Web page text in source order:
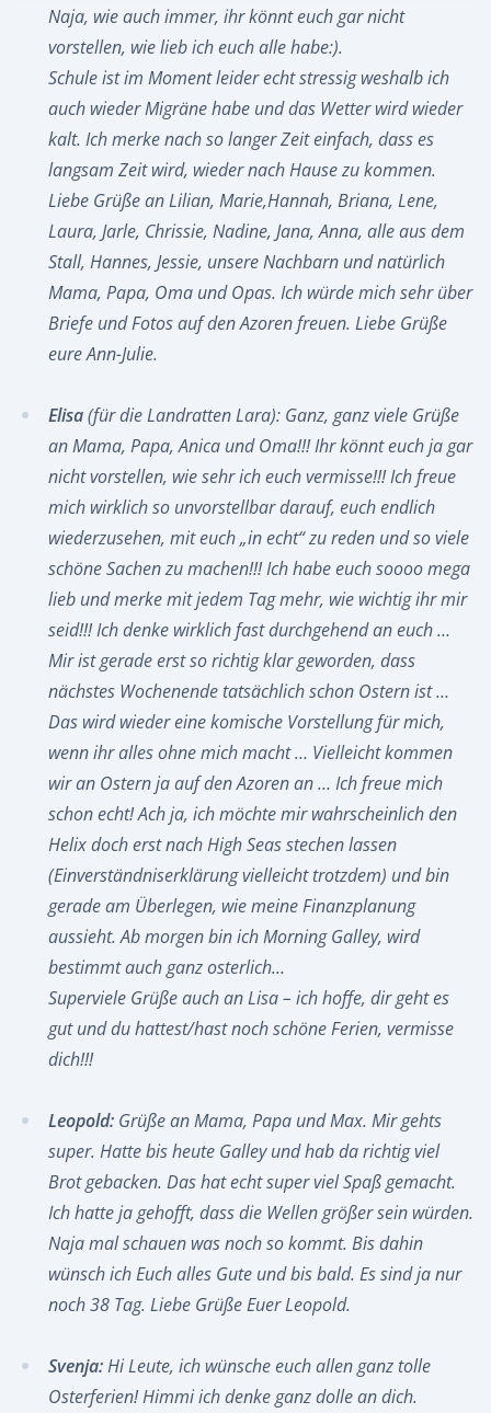
Naja, wie auch immer, ihr könnt euch gar nicht
vorstellen, wie lieb ich euch alle habe:).
Schule ist im Moment leider echt stressig weshalb ich
auch wieder Migräne habe und das Wetter wird wieder
kalt. Ich merke nach so langer Zeit einfach, dass es
langsam Zeit wird, wieder nach Hause zu kommen.
Liebe Grüße an Lilian, Marie,Hannah, Briana, Lene,
Laura, Jarle, Chrissie, Nadine, Jana, Anna, alle aus dem
Stall, Hannes, Jessie, unsere Nachbarn und natürlich
Mama, Papa, Oma und Opas. Ich würde mich sehr über
Briefe und Fotos auf den Azoren freuen. Liebe Grüße
eure Ann-Julie.
Elisa(für die Landratten Lara): Ganz, ganz viele Grüße
an Mama, Papa, Anica und Oma!!! Ihr könnt euch ja gar
nicht vorstellen, wie sehr ich euch vermisse!!! Ich freue
mich wirklich so unvorstellbar darauf, euch endlich
wiederzusehen, mit euch „in echt“ zu reden und so viele
schöne Sachen zu machen!!! Ich habe euch soooo mega
lieb und merke mit jedem Tag mehr, wie wichtig ihr mir
seid!!! Ich denke wirklich fast durchgehend an euch …
Mir ist gerade erst so richtig klar geworden, dass
nächstes Wochenende tatsächlich schon Ostern ist …
Das wird wieder eine komische Vorstellung für mich,
wenn ihr alles ohne mich macht … Vielleicht kommen
wir an Ostern ja auf den Azoren an … Ich freue mich
schon echt! Ach ja, ich möchte mir wahrscheinlich den
Helix doch erst nach High Seas stechen lassen
(Einverständniserklärung vielleicht trotzdem) und bin
gerade am Überlegen, wie meine Finanzplanung
aussieht. Ab morgen bin ich Morning Galley, wird
bestimmt auch ganz osterlich…
Superviele Grüße auch an Lisa – ich hoffe, dir geht es
gut und du hattest/hast noch schöne Ferien, vermisse
dich!!!
Leopold: Grüße an Mama, Papa und Max. Mir gehts
super. Hatte bis heute Galley und hab da richtig viel
Brot gebacken. Das hat echt super viel Spaß gemacht.
Ich hatte ja gehofft, dass die Wellen größer sein würden.
Naja mal schauen was noch so kommt. Bis dahin
wünsch ich Euch alles Gute und bis bald. Es sind ja nur
noch 38 Tag. Liebe Grüße Euer Leopold.
Svenja:Hi Leute, ich wünsche euch allen ganz tolle
Osterferien! Himmi ich denke ganz dolle an dich.